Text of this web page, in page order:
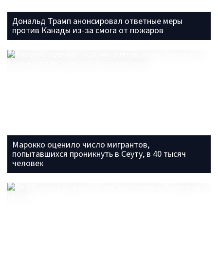
Дональд Трамп анонсировал ответные меры
против Канады из-за смога от пожаров
Марокко оценило число мигрантов,
попытавшихся проникнуть в Сеуту, в 40 тысяч
человек